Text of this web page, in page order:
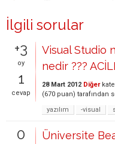
İlgili sorular
+3
oy
1
cevap
Visual Studio
nedir ???
28 Mart 2012 Diğer
(670 puan) tarafından
yazılım
-visual
0 Üniversite